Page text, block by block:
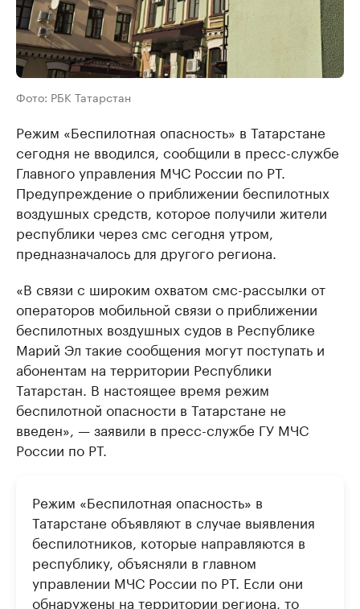
Фото: РБК Татарстан
Режим «Беспилотная опасность» в Татарстане
сегодня не вводился, сообщили в пресс-службе
Главного управления МЧС России по РТ.
Предупреждение о приближении беспилотных
воздушных средств, которое получили жители
республики через смс сегодня утром,
предназначалось для другого региона.
«В связи с широким охватом смс-рассылки от
операторов мобильной связи о приближении
беспилотных воздушных судов в Республике
Марий Эл такие сообщения могут поступать и
абонентам на территории Республики
Татарстан. В настоящее время режим
беспилотной опасности в Татарстане не
введен», — заявили в пресс-службе ГУ МЧС
России по РТ.
Режим «Беспилотная опасность» в
Татарстане объявляют в случае выявления
беспилотников, которые направляются в
республику, объясняли в главном
управлении МЧС России по РТ. Если они
обнаружены на территории региона, то